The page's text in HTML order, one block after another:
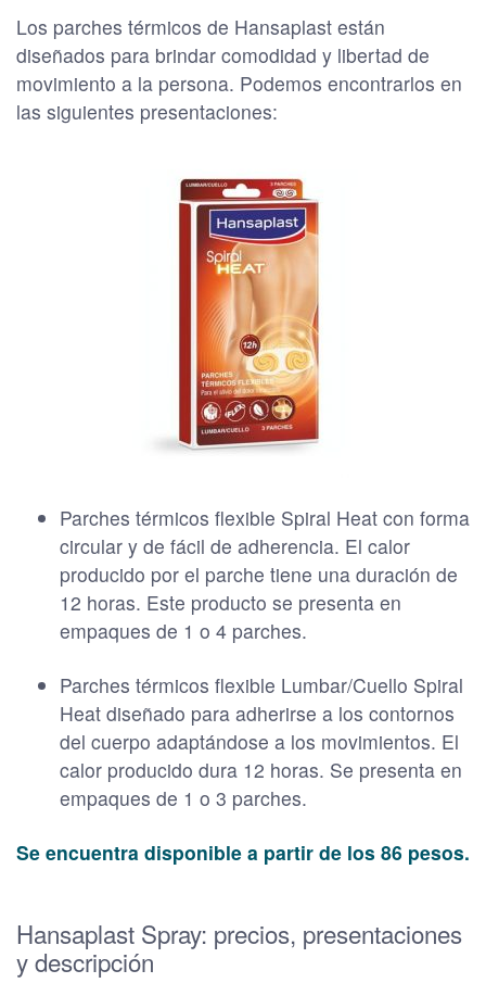
Los parches térmicos de Hansaplast están
diseñados para brindar comodidad y libertad de
movimiento a la persona. Podemos encontrarlos en
las siguientes presentaciones:
Parches térmicos flexible Spiral Heat con forma
circular y de fácil de adherencia. El calor
producido por el parche tiene una duración de
12 horas. Este producto se presenta en
empaques de 1 o 4 parches.
Parches térmicos flexible Lumbar/Cuello Spiral
Heat diseñado para adherirse a los contornos
del cuerpo adaptándose a los movimientos. El
calor producido dura 12 horas. Se presenta en
empaques de 1 o 3 parches.
Se encuentra disponible a partir de los 86 pesos.
Hansaplast Spray: precios, presentaciones
y descripción